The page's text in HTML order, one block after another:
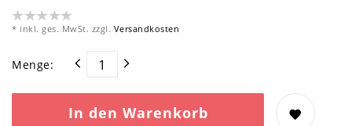
* inkl. ges. MwSt. zzgl. Versandkosten
Menge:
In den Warenkorb